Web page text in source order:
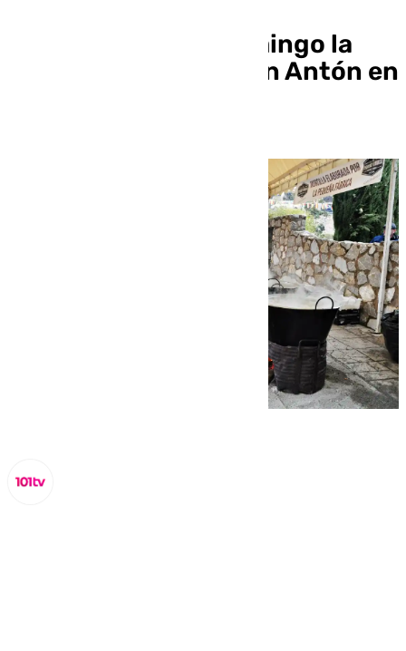
degustarán este domingo la
tradicional olla de San Antón en